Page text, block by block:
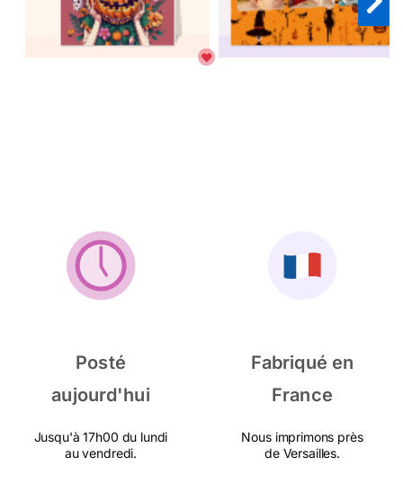
Posté
aujourd'hui
Jusqu'à 17h00 du lundi
au vendredi.
Fabriqué en
France
Nous imprimons près
de Versailles.